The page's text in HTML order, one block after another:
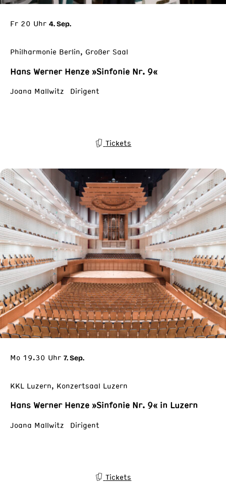
Fr 20 Uhr 4. Sep.
Philharmonie Berlin, Großer Saal
Hans Werner Henze »Sinfonie Nr. 9«
Joana Mallwitz Dirigent
Tickets
Mo 19.30 Uhr 7. Sep.
KKL Luzern, Konzertsaal Luzern
Hans Werner Henze »Sinfonie Nr. 9« in Luzern
Joana Mallwitz Dirigent
Tickets